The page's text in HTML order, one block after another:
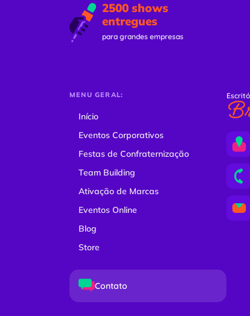
2500 shows
entregues
para grandes empresas
MENU GERAL:
Início
Eventos Corporativos
Festas de Confraternização
Team Building
Ativação de Marcas
Eventos Online
Blog
Store
Contato